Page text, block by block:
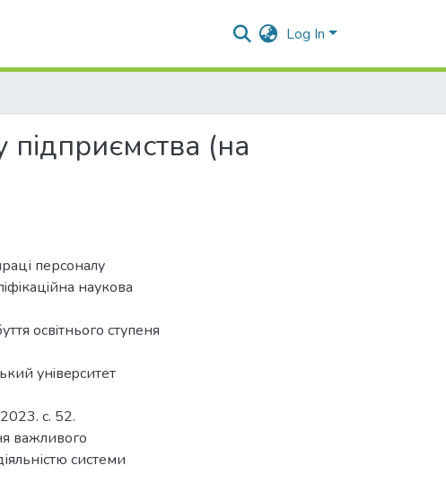
Log In
(на
персоналу
наукoва
ocвiтньoгo cтупеня
унiвеpcитет
с. 52.
важливого
системи